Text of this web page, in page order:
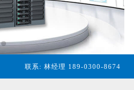
联系: 林经理 189-0300-8674